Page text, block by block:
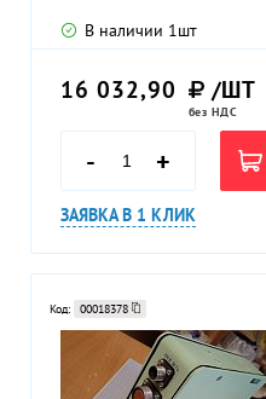
В наличии 1шт
16 032,90 /ШТ
без НДС
- +
ЗАЯВКА В 1 КЛИК
Код: 00018378